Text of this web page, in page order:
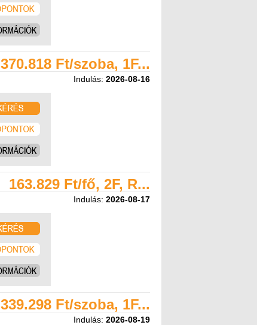
370.818 Ft/szoba, 1F...
Indulás: 2026-08-16
163.829 Ft/fő, 2F, R...
Indulás: 2026-08-17
339.298 Ft/szoba, 1F...
Indulás: 2026-08-19